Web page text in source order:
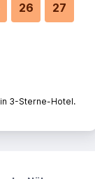
26 27
3-Sterne-Hotel.